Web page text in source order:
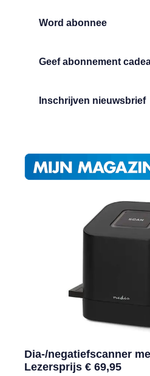
Word abonnee
Geef abonnement
Inschrijven nieuwsbrief
Dia-/negatiefscanner
Lezersprijs € 69,95